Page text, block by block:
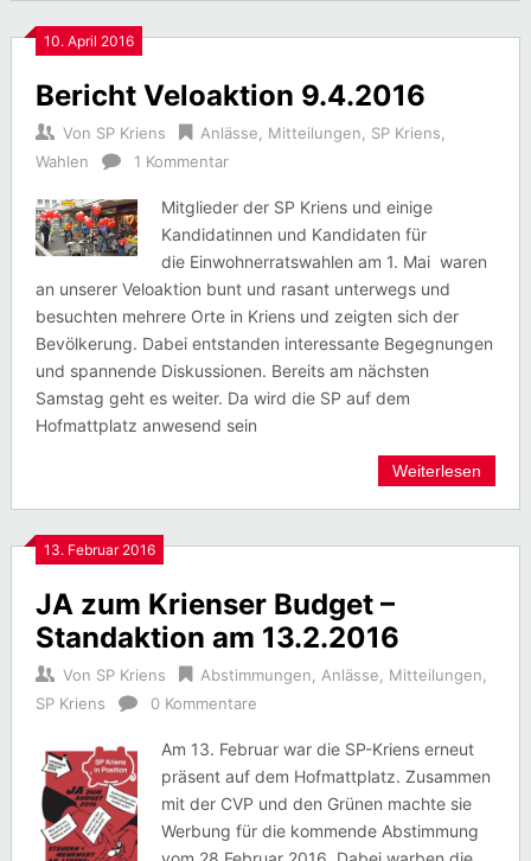
10. April 2016
Bericht Veloaktion 9.4.2016
Von SP Kriens Anlässe Mitteilungen SP Kriens
Wahlen
1 Kommentar
Mitglieder der SP Kriens und einige
Kandidatinnen und Kandidaten für
die Einwohnerratswahlen am 1. Mai waren
an unserer Veloaktion bunt und rasant unterwegs und
besuchten mehrere Orte in Kriens und zeigten sich der
Bevölkerung. Dabei entstanden interessante Begegnungen
und spannende Diskussionen. Bereits am nächsten
Samstag geht es weiter. Da wird die SP auf dem
Hofmattplatz anwesend sein
Weiterlesen
13. Februar 2016
JA zum Krienser Budget –
Standaktion am 13.2.2016
Von SP Kriens Abstimmungen Anlässe Mitteilungen
SP Kriens
0 Kommentare
Am 13. Februar war die SP-Kriens erneut
präsent auf dem Hofmattplatz. Zusammen
mit der CVP und den Grünen machte sie
Werbung für die kommende Abstimmung